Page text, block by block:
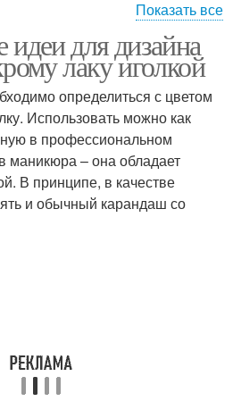
Специальные лаки
Лак для создания
Показать все
для дизайна
лаку иголкой
определиться с цветом
Использовать можно как
в профессиональном
маникюра – она обладает
В принципе, в качестве
и обычный карандаш со